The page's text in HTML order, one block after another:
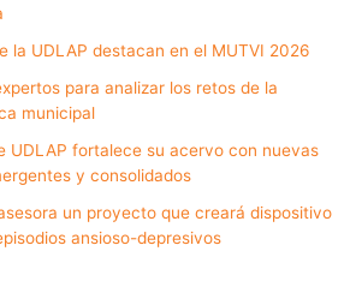
la UDLAP destacan en el MUTVI 2026
para analizar los retos de la
municipal
UDLAP fortalece su acervo con nuevas
y consolidados
un proyecto que creará dispositivo
ansioso-depresivos